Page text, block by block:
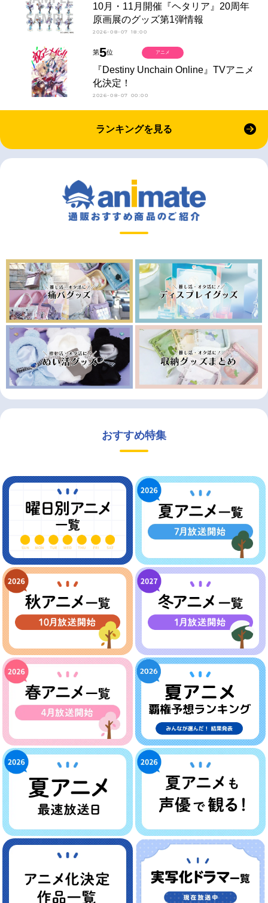
10月・11月開催『ヘタリア』20周年
原画展のグッズ第1弾情報
2026-08-07 18:00
第5位
『Destiny Unchain Online』TVアニメ
化決定！
2026-08-07 00:00
アニメ
ランキングを見る
おすすめ特集